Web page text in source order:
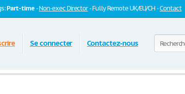
Part-time -Non-exec Director- Fully Remote UK/EU/CH -Contact
Se connecter Contactez-nous